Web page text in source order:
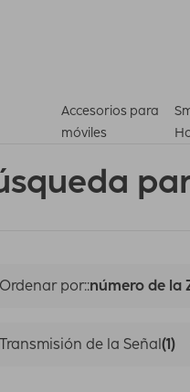
Accesorios para
móviles
Ordenar por::número de la
Transmisión de la Señal(1)